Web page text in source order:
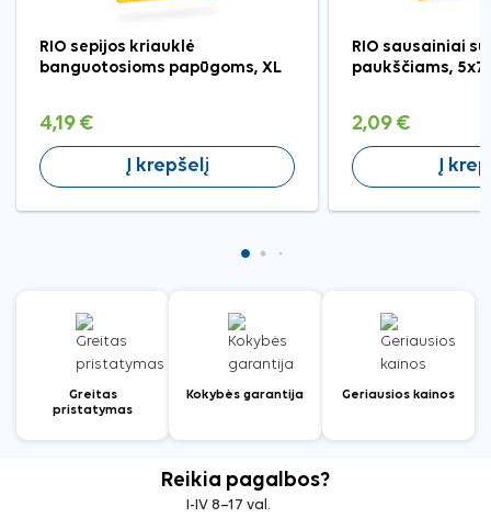
RIO sepijos kriauklė
banguotosioms papūgoms, XL
4,19 €
Į krepšelį
RIO sausainiai
paukščiams, 5x7
2,09 €
Į
Greitas
pristatymas
Kokybės garantija Geriausios kainos
Reikia pagalbos?
I-IV 8–17 val.